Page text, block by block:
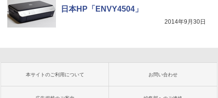
日本HP「ENVY4504」
2014年9月30日
本サイトのご利用について お問い合わせ